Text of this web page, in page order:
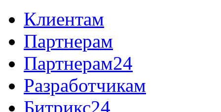
Клиентам
Партнерам
Партнерам24
Разработчикам
Битрикс24